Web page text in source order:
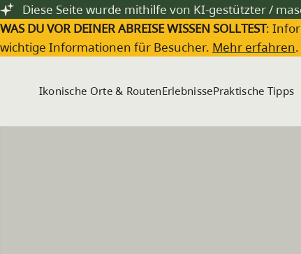
Zum Hauptinhalt springen
Diese Seite wurde mithilfe von KI-gestützter /
WAS DU VOR DEINER ABREISE WISSEN SOLLTEST:
wichtige Informationen für Besucher. Mehr erfahren.
Ikonische Orte & RoutenErlebnissePraktische Tipps